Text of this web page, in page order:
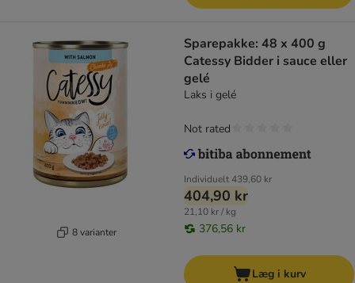
8 varianter
Sparepakke: 48 x 400 g
Catessy Bidder i sauce eller
gelé
Laks i gelé
Individuelt439,60 kr
404,90 kr
21,10 kr / kg
376,56 kr
Not rated
Læg i kurv